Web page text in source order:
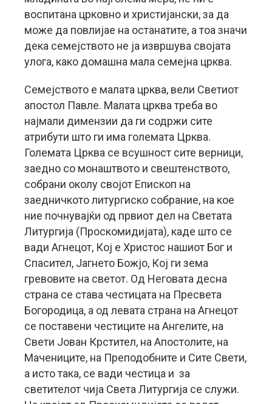
воспитана црковно и христијански, за да
може да повлијае на останатите, а тоа значи
дека семејството не ја извршува својата
улога, како домашна мала семејна црква.
Семејството е малата црква, вели Светиот
апостол Павле. Малата црква треба во
најмали димензии да ги содржи сите
атрибути што ги има големата Црква.
Големата Црква се всушност сите верници,
заедно со монаштвото и свештенството,
собрани околу својот Епископ на
заедничкото литургиско собрание, на кое
ние почнувајќи од првиот дел на Светата
Литургија (Проскомидијата), каде што се
вади Агнецот, Кој е Христос нашиот Бог и
Спасител, Јагнето Божјо, Кој ги зема
гревовите на светот. Од Неговата десна
страна се става честицата на Пресвета
Богородица, а од левата страна на Агнецот
се поставени честиците на Ангелите, на
Свети Јован Крстител, на Апостолите, на
Мачениците, на Преподобните и Сите Свети,
а исто така, се вади честица и за
светителот чија Света Литургија се служи.